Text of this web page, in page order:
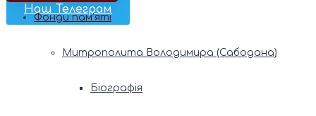
Наш Телеграм
Фонди пам’яті
Митрополита Володимира (Сабодана)
Біографія